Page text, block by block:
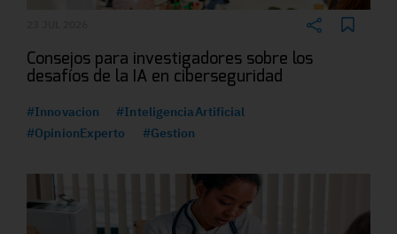
Consejos para investigadores sobre los
desafíos de la IA en ciberseguridad
#Innovacion
#InteligenciaArtificial
#OpinionExperto
#Gestion